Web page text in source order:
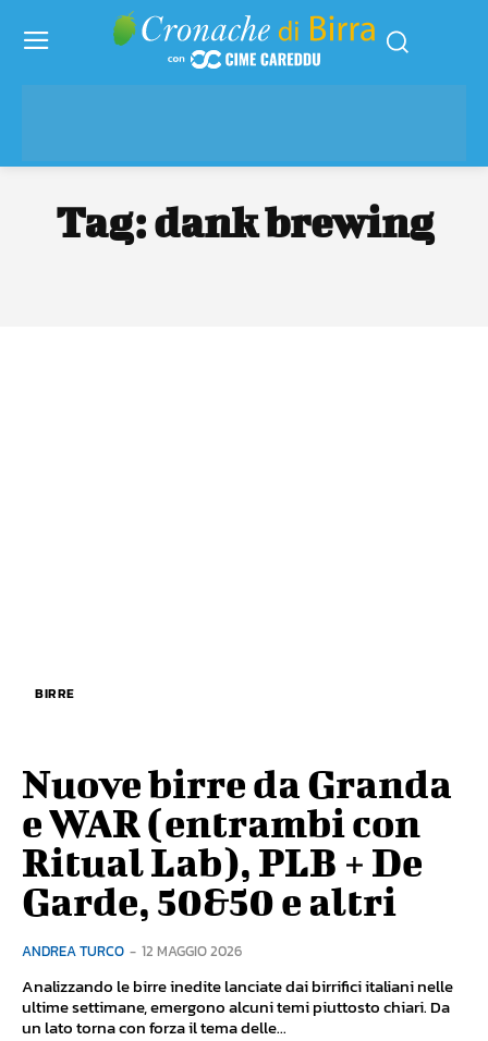
Tag:dank brewing
BIRRE
Nuove birre da Granda
e WAR (entrambi con
Ritual Lab), PLB + De
Garde, 50&50 e altri
ANDREA TURCO - 12 MAGGIO 2026
Analizzando le birre inedite lanciate dai birrifici italiani nelle
ultime settimane, emergono alcuni temi piuttosto chiari. Da
un lato torna con forza il tema delle...